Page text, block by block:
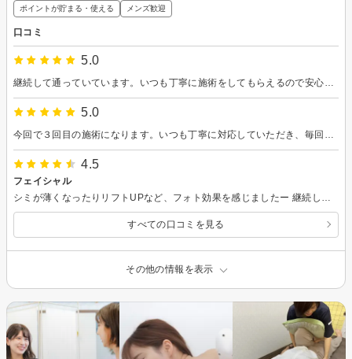
ポイントが貯まる・使える メンズ歓迎
口コミ
5.0
5.0
4.5
フェイシャル
すべての口コミを見る
その他の情報を表示